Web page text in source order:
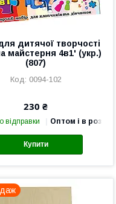
дитячої творчості
майстерня 4в1' (укр.)
(807)
0094-102
230 ₴
відправки Оптом і в роздріб
Купити